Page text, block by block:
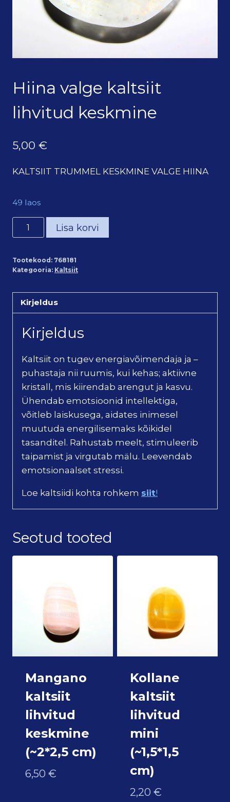
Hiina valge kaltsiit
lihvitud keskmine
5,00 €
KALTSIIT TRUMMEL KESKMINE VALGE HIINA
49 laos
Hiina
valge
lihvitud
kogus
Lisa korvi
Tootekood: 768181
Kategooria: Kaltsiit
Kirjeldus
Kirjeldus
Kaltsiit on tugev energiavõimendaja ja –
puhastaja nii ruumis, kui kehas; aktiivne
kristall, mis kiirendab arengut ja kasvu.
Ühendab emotsioonid intellektiga,
võitleb laiskusega, aidates inimesel
muutuda energilisemaks kõikidel
tasanditel. Rahustab meelt, stimuleerib
taipamist ja virgutab mälu. Leevendab
emotsionaalset stressi.
Loe kaltsiidi kohta rohkem siit!
Seotud tooted
Mangano
kaltsiit
lihvitud
keskmine
(~2*2,5 cm)
6,50 €
Kollane
kaltsiit
lihvitud
mini
(~1,5*1,5
cm)
2,20 €